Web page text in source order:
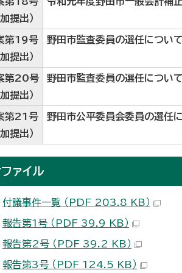
加提出）
第19号
加提出）
野田市監査委員の選任について
第20号
加提出）
野田市監査委員の選任について
第21号
加提出）
野田市公平委員会委員の選任
ァイル
付議事件一覧 （PDF 203.8 KB）
報告第1号 （PDF 39.9 KB）
報告第2号 （PDF 39.2 KB）
報告第3号 （PDF 124.5 KB）